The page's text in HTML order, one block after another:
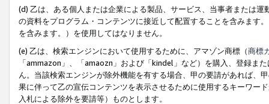
(d) 乙は、ある個人または企業による製品、サービス、当事者または
の資料をプログラム・コンテンツに接近して配置することを含みます
を含みます。）を使用してはなりません。
(e) 乙は、検索エンジンにおいて使用するために、アマゾン商標（商標
「ammazon」、「amaozn」および「kindel」など）を購入、登録ま
ん。当該検索エンジンが除外機能を有する場合、甲の要請があれば、
果に伴って乙の宣伝コンテンツを表示させるために使用するキーワー
入札による除外を要請等）ものとします。